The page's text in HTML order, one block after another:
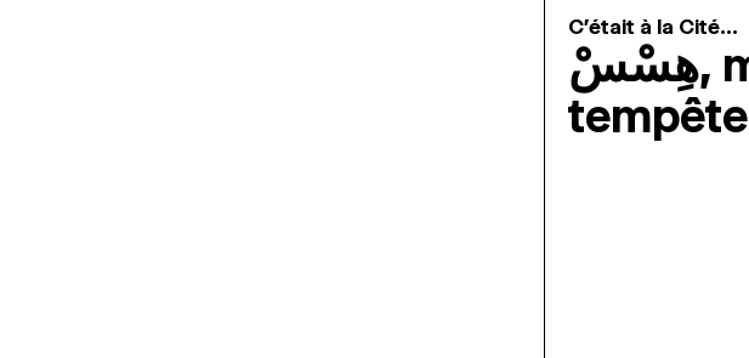
C'était à la Cité...
هِسْسْ, murmures de
tempête